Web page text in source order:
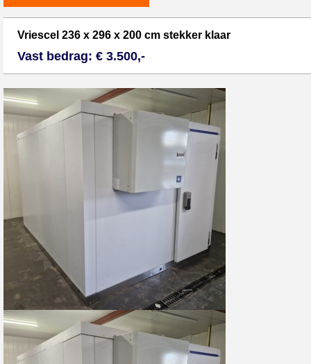
Vriescel 236 x 296 x 200 cm stekker klaar
Vast bedrag: € 3.500,-